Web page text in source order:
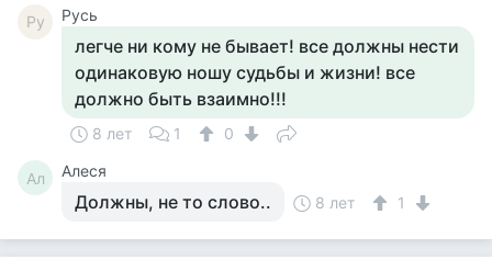
Ру Русь
легче ни кому не бывает! все должны нести
одинаковую ношу судьбы и жизни! все
должно быть взаимно!!!
8 лет 1 0
Ал Алеся
Должны, не то слово.. 8 лет 1